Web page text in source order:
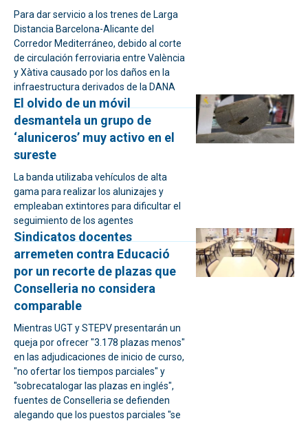
Para dar servicio a los trenes de Larga
Distancia Barcelona-Alicante del
Corredor Mediterráneo, debido al corte
de circulación ferroviaria entre València
y Xàtiva causado por los daños en la
infraestructura derivados de la DANA
El olvido de un móvil
desmantela un grupo de
‘aluniceros’ muy activo en el
sureste
La banda utilizaba vehículos de alta
gama para realizar los alunizajes y
empleaban extintores para dificultar el
seguimiento de los agentes
Sindicatos docentes
arremeten contra Educació
por un recorte de plazas que
Conselleria no considera
comparable
Mientras UGT y STEPV presentarán un
queja por ofrecer "3.178 plazas menos"
en las adjudicaciones de inicio de curso,
"no ofertar los tiempos parciales" y
"sobrecatalogar las plazas en inglés",
fuentes de Conselleria se defienden
alegando que los puestos parciales "se